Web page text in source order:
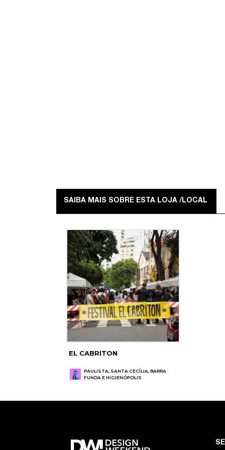
SAIBA MAIS SOBRE ESTA LOJA /LOCAL
EL CABRITON
PAULISTA, SANTA CECÍLIA, BARRA
FUNDA E HIGIENÓPOLIS